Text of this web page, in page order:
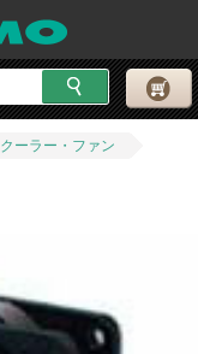
クーラー・ファン